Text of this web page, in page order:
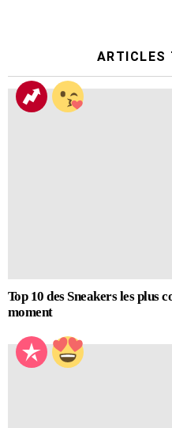
ARTICLES
Top 10 des Sneakers les plus
moment